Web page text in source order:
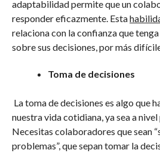
adaptabilidad permite que un
responder eficazmente. Esta
relaciona con la confianza que
sobre sus decisiones, por más
Toma de decisiones
La toma de decisiones es algo que
nuestra vida cotidiana, ya sea a
Necesitas colaboradores que sean
problemas”, que sepan tomar la